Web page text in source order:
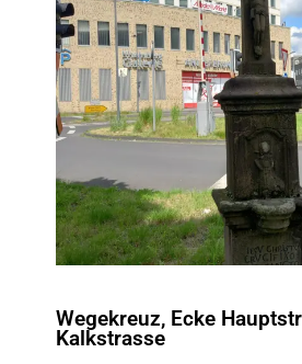
Wegekreuz, Ecke
Kalkstrasse